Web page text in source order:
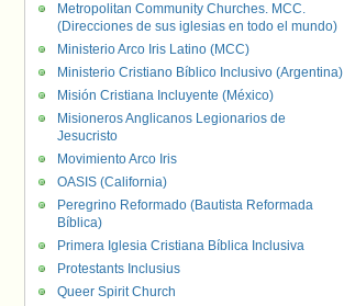
Metropolitan Community Churches. MCC.
(Direcciones de sus iglesias en todo el mundo)
Ministerio Arco Iris Latino (MCC)
Ministerio Cristiano Bíblico Inclusivo (Argentina)
Misión Cristiana Incluyente (México)
Misioneros Anglicanos Legionarios de
Jesucristo
Movimiento Arco Iris
OASIS (California)
Peregrino Reformado (Bautista Reformada
Bíblica)
Primera Iglesia Cristiana Bíblica Inclusiva
Protestants Inclusius
Queer Spirit Church